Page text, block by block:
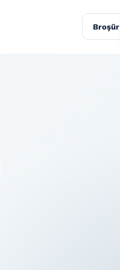
Broşür